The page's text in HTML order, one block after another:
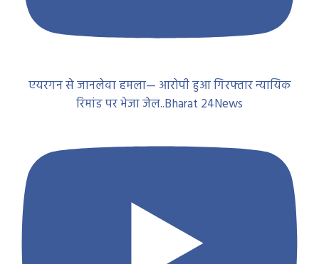
एयरगन से जानलेवा हमला— आरोपी हुआ गिरफ्तार न्यायिक
रिमांड पर भेजा जेल..Bharat 24News